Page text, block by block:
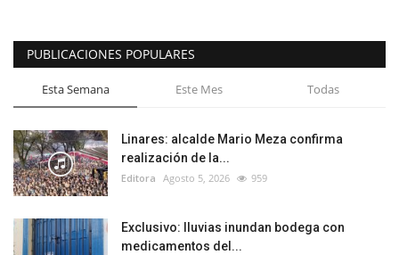
PUBLICACIONES POPULARES
Esta Semana Este Mes Todas
Linares: alcalde Mario Meza confirma
realización de la...
Editora Agosto 5, 2026 959
Exclusivo: lluvias inundan bodega con
medicamentos del...